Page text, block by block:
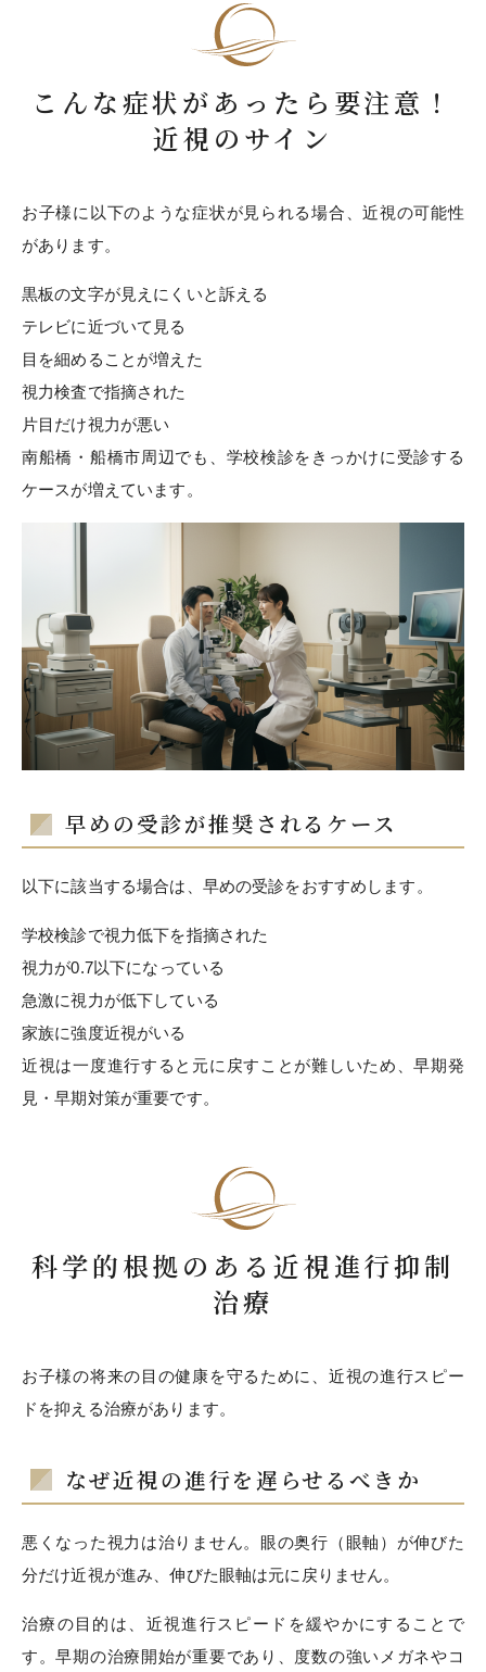
こんな症状があったら要注意！
近視のサイン
お子様に以下のような症状が見られる場合、近視の可能性
があります。
黒板の文字が見えにくいと訴える
テレビに近づいて見る
目を細めることが増えた
視力検査で指摘された
片目だけ視力が悪い
南船橋・船橋市周辺でも、学校検診をきっかけに受診する
ケースが増えています。
早めの受診が推奨されるケース
以下に該当する場合は、早めの受診をおすすめします。
学校検診で視力低下を指摘された
視力が0.7以下になっている
急激に視力が低下している
家族に強度近視がいる
近視は一度進行すると元に戻すことが難しいため、早期発
見・早期対策が重要です。
科学的根拠のある近視進行抑制
治療
お子様の将来の目の健康を守るために、近視の進行スピー
ドを抑える治療があります。
なぜ近視の進行を遅らせるべきか
悪くなった視力は治りません。眼の奥行（眼軸）が伸びた
分だけ近視が進み、伸びた眼軸は元に戻りません。
治療の目的は、近視進行スピードを緩やかにすることで
す。早期の治療開始が重要であり、度数の強いメガネやコ